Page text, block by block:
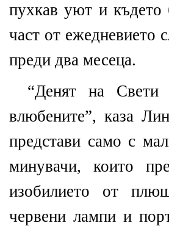
пухкав уют и където
част от ежедневието
преди два месеца.
“Денят на
влюбените”, каза
представи само с
минувачи, които
изобилието от
червени лампи и